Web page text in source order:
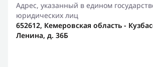
Адрес, указанный в едином
юридических лиц
652612, Кемеровская область -
Ленина, д. 36Б